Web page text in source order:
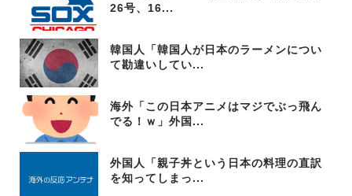
26号、16...
韓国人「韓国人が日本のラーメンについ
て勘違いしてい...
海外「この日本アニメはマジでぶっ飛ん
でる！ｗ」外国...
外国人「親子丼という日本の料理の直訳
を知ってしまっ...